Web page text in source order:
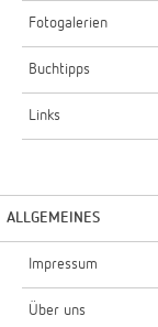
Fotogalerien
Buchtipps
Links
ALLGEMEINES
Impressum
Über uns